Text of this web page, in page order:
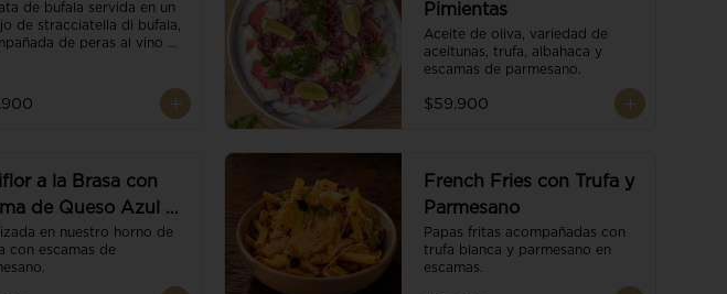
de bufala servida en un
de stracciatella di bufala,
de peras al vino
pesto y reducción de
Pimientas
Aceite de oliva, variedad de
aceitunas, trufa, albahaca y
escamas de parmesano.
$59.900
a la Brasa con
de Queso Azul y
en nuestro horno de
con escamas de
French Fries con Trufa y
Parmesano
Papas fritas acompañadas con
trufa blanca y parmesano en
escamas.